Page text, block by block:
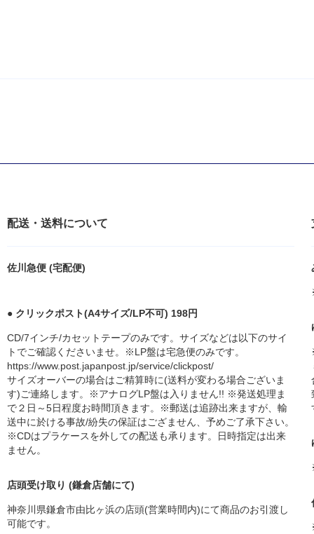
配送・送料について
佐川急便 (宅配便)
● クリックポスト(A4サイズ/LP不可) 198円
CD/7インチ/カセットテープのみです。サイズなどは以下のサイ
トでご確認くださいませ。※LP盤は宅急便のみです。
https://www.post.japanpost.jp/service/clickpost/
サイズオーバーの場合はご精算時に(送料が変わる場合ございま
す)ご連絡します。※アナログLP盤は入りません!! ※発送処理ま
で２日～5日程度お時間頂きます。※郵送は追跡出来ますが、輸
送中に於ける事故/紛失の保証はござません、予めご了承下さい。
※CDはプラケースを外しての配送も承ります。日時指定は出来
ません。
店頭受け取り (鎌倉店舗にて)
神奈川県鎌倉市由比ヶ浜の店頭(営業時間内)にて商品のお引渡し
可能です。